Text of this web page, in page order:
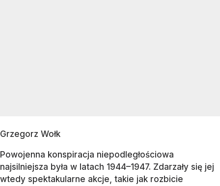
Grzegorz Wołk
Powojenna konspiracja niepodległościowa
najsilniejsza była w latach 1944–1947. Zdarzały się jej
wtedy spektakularne akcje, takie jak rozbicie